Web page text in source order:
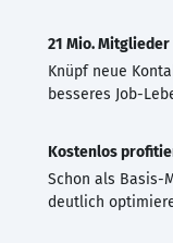
21 Mio. Mitglieder
Knüpf neue
besseres Job-
Kostenlos
Schon als Basis-
deutlich